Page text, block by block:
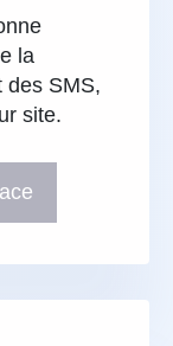
la
des SMS,
site.